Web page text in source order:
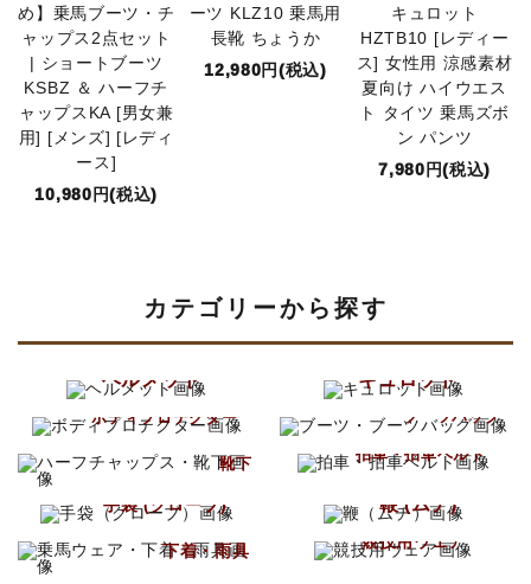
め】乗馬ブーツ・チ
ャップス2点セット
| ショートブーツ
KSBZ ＆ ハーフチ
ャップスKA [男女兼
用] [メンズ] [レディ
ース]
10,980円(税込)
ーツ KLZ10 乗馬用
長靴 ちょうか
12,980円(税込)
キュロット
HZTB10 [レディー
ス] 女性用 涼感素材
夏向け ハイウエス
ト タイツ 乗馬ズボ
ン パンツ
7,980円(税込)
カテゴリーから探す
ヘルメット キュロット
ボディプロテクター
ブーツ
ブーツバッグ
靴下
拍車・拍車ベルト
手袋 (グローブ) 鞭 (ムチ)
下着・雨具
競技用ウェア